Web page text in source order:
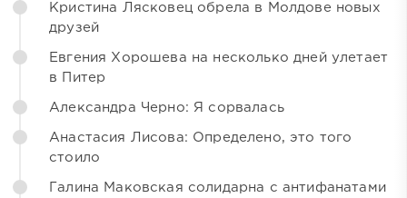
Кристина Лясковец обрела в Молдове новых
друзей
Евгения Хорошева на несколько дней улетает
в Питер
Александра Черно: Я сорвалась
Анастасия Лисова: Определено, это того
стоило
Галина Маковская солидарна с антифанатами